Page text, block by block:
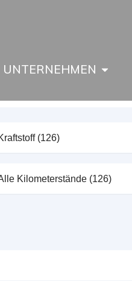
UNTERNEHMEN